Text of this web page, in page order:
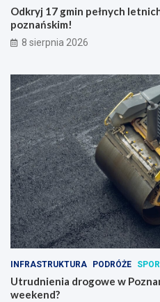
Odkryj 17 gmin pełnych
poznańskim!
8 sierpnia 2026
INFRASTRUKTURA PODRÓŻE
Utrudnienia drogowe w
weekend?